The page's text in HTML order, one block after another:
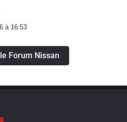
à 16:53
Forum Nissan